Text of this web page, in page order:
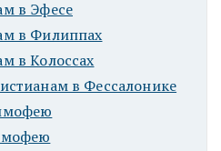
в Эфесе
в Филиппах
в Колоссах
в Фессалонике